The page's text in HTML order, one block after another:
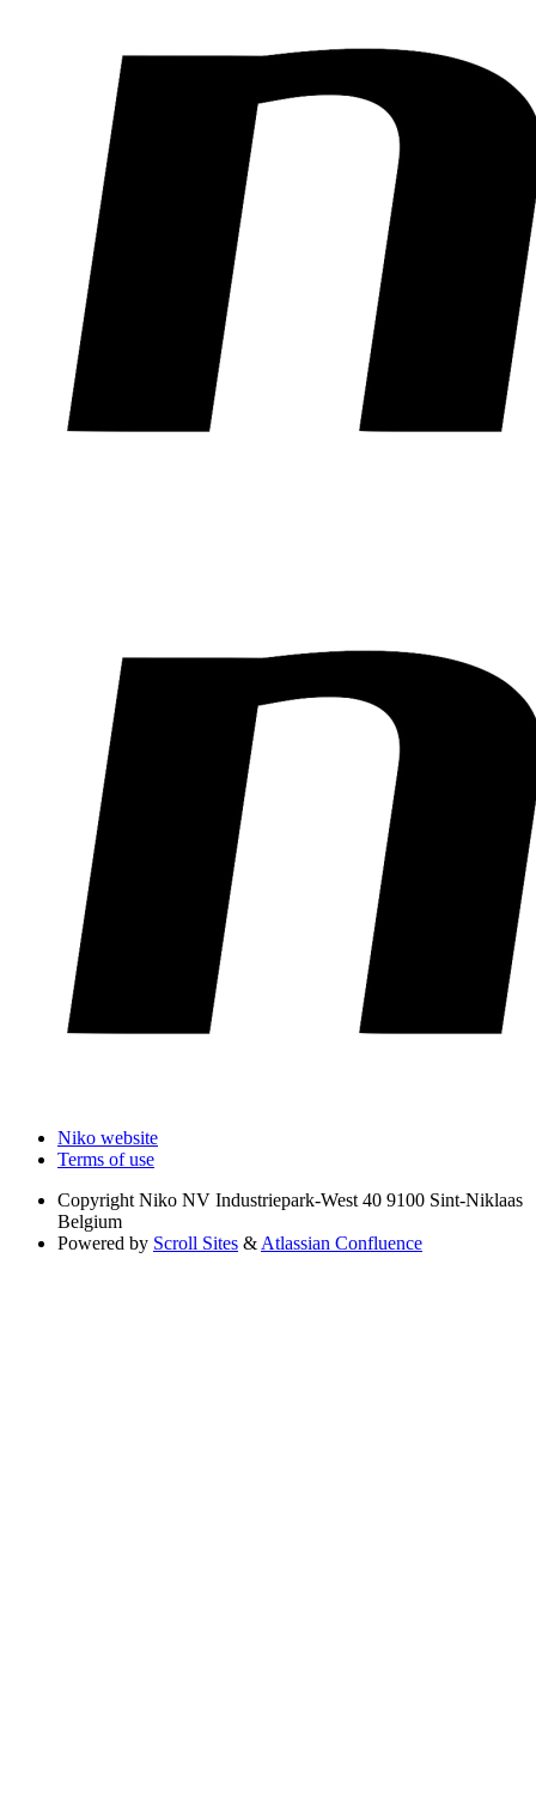
Niko website
Terms of use
Copyright Niko NV Industriepark-West 40 9100 Sint-Niklaas
Belgium
Powered by Scroll Sites & Atlassian Confluence